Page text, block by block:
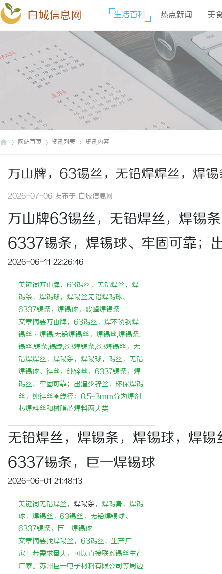
白城信息网 生活百科 热点新闻 美
网站首页 资讯列表 资讯内容
万山牌，63锡丝，无铅焊焊丝，焊
锌丝，纯锌丝，6337锡条，焊锡丝
2026-07-06 发布于 白城信息网
万山牌63锡丝，无铅焊丝，焊锡
6337锡条，焊锡球、牢固可靠；
2026-06-11 22:26:46
关键词万山牌，63锡丝，无铅焊丝，焊
锡条，焊锡球，焊锡丝无铅焊锡球、
6337锡条，焊锡球，波峰焊锡条
文章摘要万山牌，63锡丝，焊不锈钢焊
锡丝·焊锡,无铅焊锡丝，焊锡丝,焊锡条,
锡丝,锡条,锡线,63焊锡条,63焊锡丝，无
铅焊焊丝，焊锡条，焊锡球，锡丝，无铅
焊锡球、锌丝，纯锌丝，6337锡条，焊
锡丝、牢固可靠；出渣少锌丝、环保焊锡
丝，纯锌丝◆线径：0.5-3mm分为焊剂
芯焊料丝和树脂芯焊料两大类
无铅焊丝，焊锡条，焊锡球，焊
6337锡条，巨一焊锡球
2026-06-01 21:48:13
关键词无铅焊丝， 焊锡条，焊锡膏，焊锡
球，焊锡丝，63锡丝，无铅焊锡球、
6337锡条，巨一焊锡球
文章摘要找焊锡丝，63锡丝，生产厂
家：若需求量大，可以直接联系锡丝生产
厂家。苏州巨一电子材料有限公司等周边
多方共探金融AI落地路径，天创信用星图AI 全面解析电棍购买网